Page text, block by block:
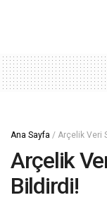
Ana Sayfa / Arçelik Veri
Arçelik Veri
Bildirdi!